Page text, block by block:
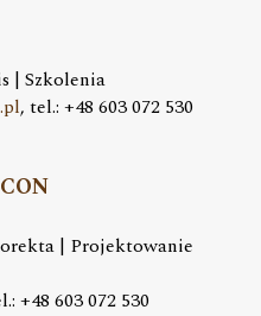
| Szkolenia
, tel.: +48 603 072 530
| Projektowanie
+48 603 072 530